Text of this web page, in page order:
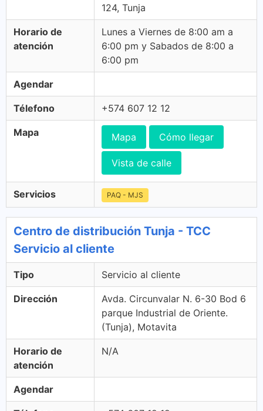
124, Tunja
Horario de
atención
Lunes a Viernes de 8:00 am a
6:00 pm y Sabados de 8:00 a
6:00 pm
Agendar
Télefono +574 607 12 12
Mapa Mapa Cómo llegar
Vista de calle
Servicios PAQ - MJS
Centro de distribución Tunja - TCC
Servicio al cliente
Tipo Servicio al cliente
Dirección
Avda. Circunvalar N. 6-30 Bod 6
parque Industrial de Oriente.
(Tunja), Motavita
Horario de
atención
N/A
Agendar